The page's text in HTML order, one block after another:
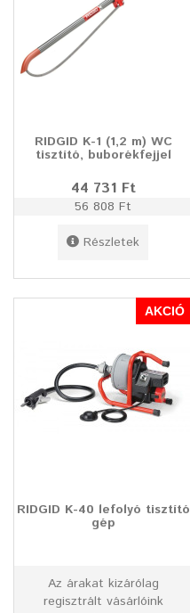
RIDGID K-1 (1,2 m) WC
tisztító, buborékfejjel
44 731 Ft
56 808 Ft
Részletek
AKCIÓ
RIDGID K-40 lefolyó tisztító
gép
Az árakat kizárólag
regisztrált vásárlóink